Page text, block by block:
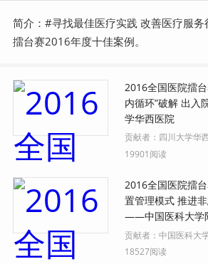
简介：#寻找最佳医疗实践 改善医疗服
擂台赛2016年度十佳案例。
2016全国医院擂
内循环”破解 出
学华西医院
贡献者： 四川大学华
19901阅读
2016全国医院擂
置管理模式 推进
——中国医科大学
贡献者： 中国医科大
18527阅读